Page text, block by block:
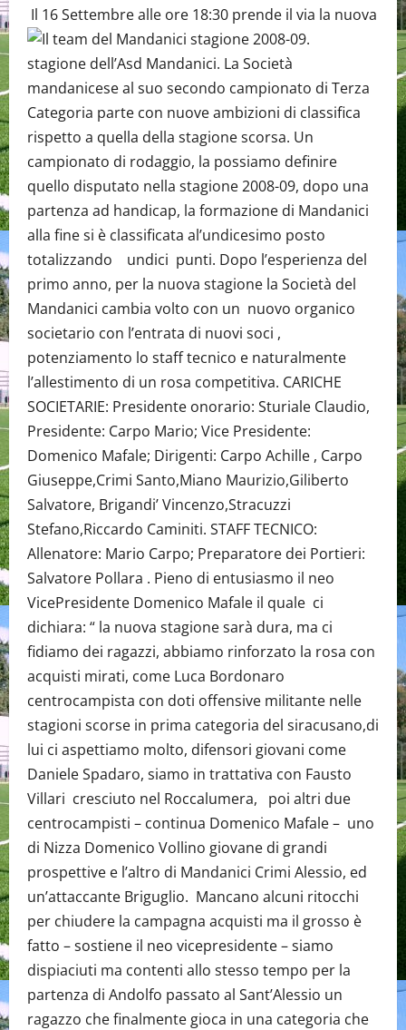
Il 16 Settembre alle ore 18:30 prende il via la nuova
stagione dell’Asd Mandanici. La Società
mandanicese al suo secondo campionato di Terza
Categoria parte con nuove ambizioni di classifica
rispetto a quella della stagione scorsa. Un
campionato di rodaggio, la possiamo definire
quello disputato nella stagione 2008-09, dopo una
partenza ad handicap, la formazione di Mandanici
alla fine si è classificata al’undicesimo posto
totalizzando undici punti. Dopo l’esperienza del
primo anno, per la nuova stagione la Società del
Mandanici cambia volto con un nuovo organico
societario con l’entrata di nuovi soci ,
potenziamento lo staff tecnico e naturalmente
l’allestimento di un rosa competitiva. CARICHE
SOCIETARIE: Presidente onorario: Sturiale Claudio,
Presidente: Carpo Mario; Vice Presidente:
Domenico Mafale; Dirigenti: Carpo Achille , Carpo
Giuseppe,Crimi Santo,Miano Maurizio,Giliberto
Salvatore, Brigandi’ Vincenzo,Stracuzzi
Stefano,Riccardo Caminiti. STAFF TECNICO:
Allenatore: Mario Carpo; Preparatore dei Portieri:
Salvatore Pollara . Pieno di entusiasmo il neo
VicePresidente Domenico Mafale il quale ci
dichiara: “ la nuova stagione sarà dura, ma ci
fidiamo dei ragazzi, abbiamo rinforzato la rosa con
acquisti mirati, come Luca Bordonaro
centrocampista con doti offensive militante nelle
stagioni scorse in prima categoria del siracusano,di
lui ci aspettiamo molto, difensori giovani come
Daniele Spadaro, siamo in trattativa con Fausto
Villari cresciuto nel Roccalumera, poi altri due
centrocampisti – continua Domenico Mafale – uno
di Nizza Domenico Vollino giovane di grandi
prospettive e l’altro di Mandanici Crimi Alessio, ed
un’attaccante Briguglio. Mancano alcuni ritocchi
per chiudere la campagna acquisti ma il grosso è
fatto – sostiene il neo vicepresidente – siamo
dispiaciuti ma contenti allo stesso tempo per la
partenza di Andolfo passato al Sant’Alessio un
ragazzo che finalmente gioca in una categoria che